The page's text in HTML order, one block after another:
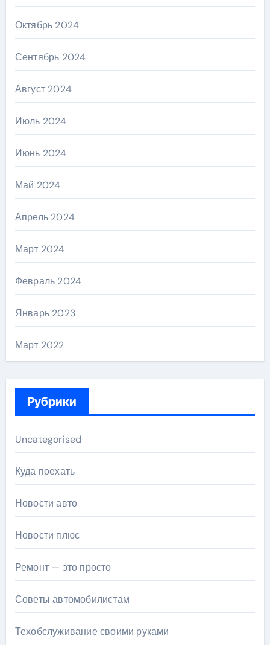
Октябрь 2024
Сентябрь 2024
Август 2024
Июль 2024
Июнь 2024
Май 2024
Апрель 2024
Март 2024
Февраль 2024
Январь 2023
Март 2022
Рубрики
Uncategorised
Куда поехать
Новости авто
Новости плюс
Ремонт — это просто
Советы автомобилистам
Техобслуживание своими руками